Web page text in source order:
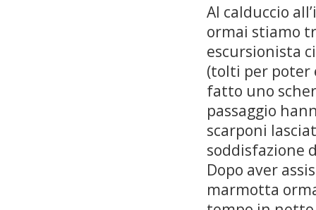
Al calduccio
ormai stiamo
escursionista
(tolti per poter
fatto uno
passaggio
scarponi
soddisfazione
Dopo aver
marmotta